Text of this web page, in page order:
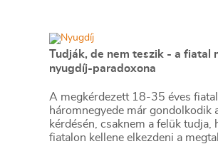
Tudják, de nem teszik - a fiatal
nyugdíj-paradoxona
A megkérdezett 18-35 éves
háromnegyede már gondolkodik
kérdésén, csaknem a felük tudja,
fiatalon kellene elkezdeni a